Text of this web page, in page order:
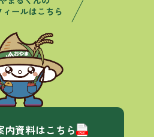
内資料はこちら